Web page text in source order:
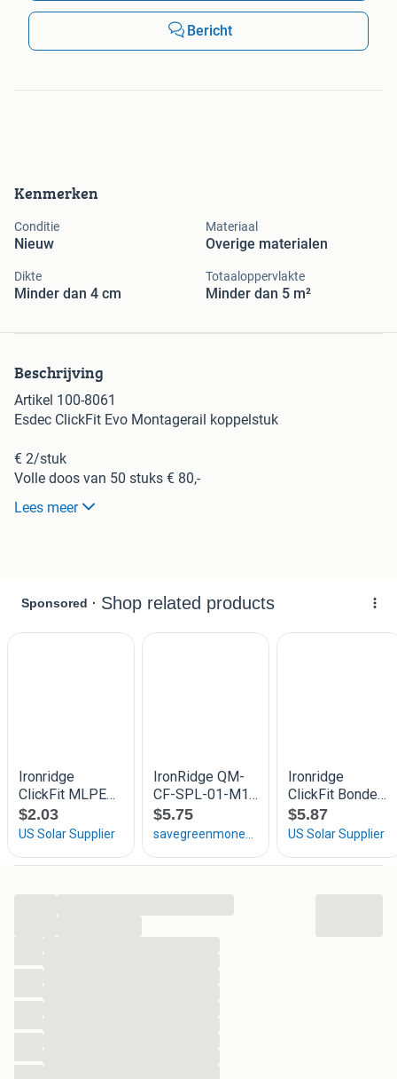
Kenmerken
Conditie
Nieuw
Materiaal
Overige materialen
Dikte
Minder dan 4 cm
Totaaloppervlakte
Minder dan 5 m²
Beschrijving
Artikel 100-8061
Esdec ClickFit Evo Montagerail koppelstuk
€ 2/stuk
Volle doos van 50 stuks € 80,-
Lees meer
Bericht